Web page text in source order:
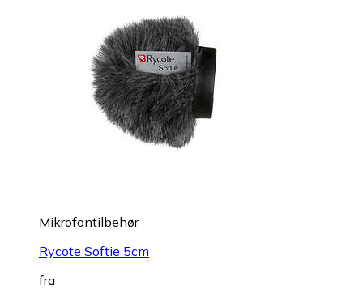
Mikrofontilbehør
Rycote Softie 5cm
fra